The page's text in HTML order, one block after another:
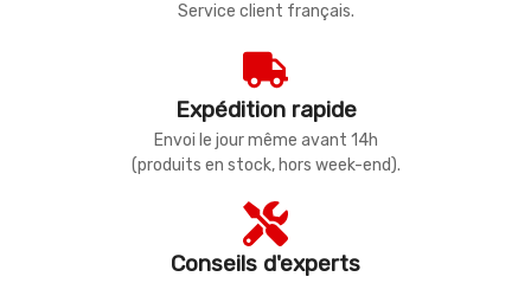
Service client français.
Expédition rapide
Envoi le jour même avant 14h
(produits en stock, hors week-end).
Conseils d'experts